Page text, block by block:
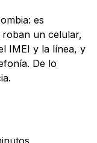
es
un celular,
IMEI y la línea, y
De lo